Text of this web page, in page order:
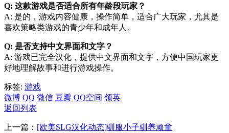
Q: 这款游戏是否适合所有年龄段玩家？
A: 是的，游戏内容健康，操作简单，适合广大玩家，尤其是
喜欢策略类游戏的青少年和成年人。
Q: 是否支持中文界面和文字？
A: 游戏已完全汉化，提供中文界面和文字，方便中国玩家更
好地理解故事和进行游戏操作。
标签: 游戏
微博 QQ 微信 豆瓣 QQ空间 领英
返回列表
上一篇： [欧美SLG汉化动态]驯服小子驯养顽童